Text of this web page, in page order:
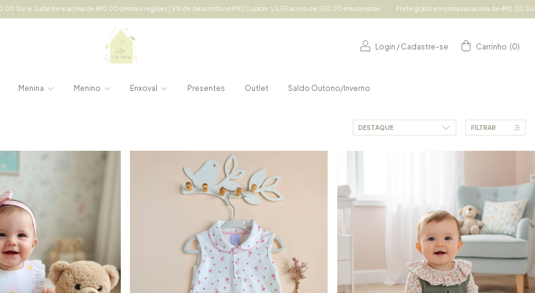
acima de 690,00 demais regiões | 5% de desconto no PIX | Cupom: LILE5 acima de 150,00 em compras Frete grátis em compras acima de 490,00 Sul e Sudeste e
Login / Cadastre-se Carrinho (0)
Menina Menino Enxoval Presentes Outlet Saldo Outono/Inverno
FILTRAR